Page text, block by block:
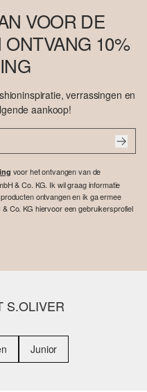
VOOR DE
10%
verrassingen en
aankoop!
voor het ontvangen van de
& Co. KG. Ik wil graag informatie
ontvangen en ik ga ermee
Co. KG hiervoor een gebruikersprofiel
S.OLIVER
Junior